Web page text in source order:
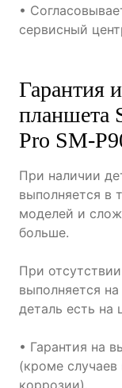
•
сервисный
Гарантия
планшета
Pro SM-
При наличии
выполняется в
моделей и
больше.
При
выполняется
деталь есть на
• Гарантия на
(кроме случаев
коррозии).